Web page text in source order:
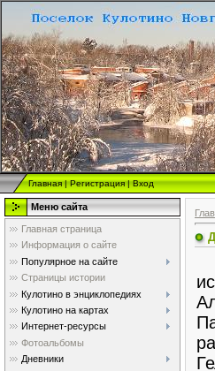
Главная|Регистрация|Вход
Меню сайта
Главная страница
Информация о сайте
Популярное на сайте
Страницы истории
Кулотино в энциклопедиях
Кулотино на картах
Интернет-ресурсы
Фотоальбомы
Дневники